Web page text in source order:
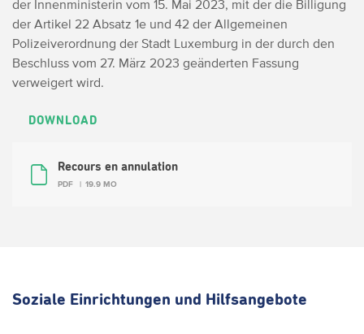
der Innenministerin vom 15. Mai 2023, mit der die Billigung
der Artikel 22 Absatz 1e und 42 der Allgemeinen
Polizeiverordnung der Stadt Luxemburg in der durch den
Beschluss vom 27. März 2023 geänderten Fassung
verweigert wird.
DOWNLOAD
Recours en annulation
PDF 19.9 MO
Soziale Einrichtungen und Hilfsangebote